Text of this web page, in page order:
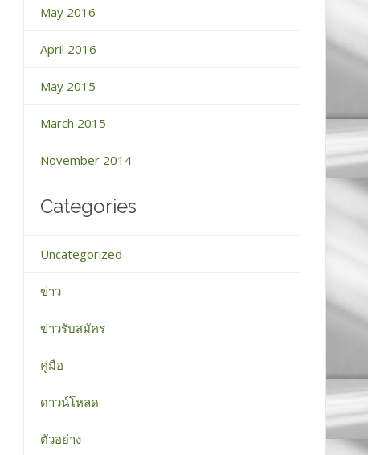
May 2016
April 2016
May 2015
March 2015
November 2014
Categories
Uncategorized
ข่าว
ข่าวรับสมัคร
คู่มือ
ดาวน์โหลด
ตัวอย่าง